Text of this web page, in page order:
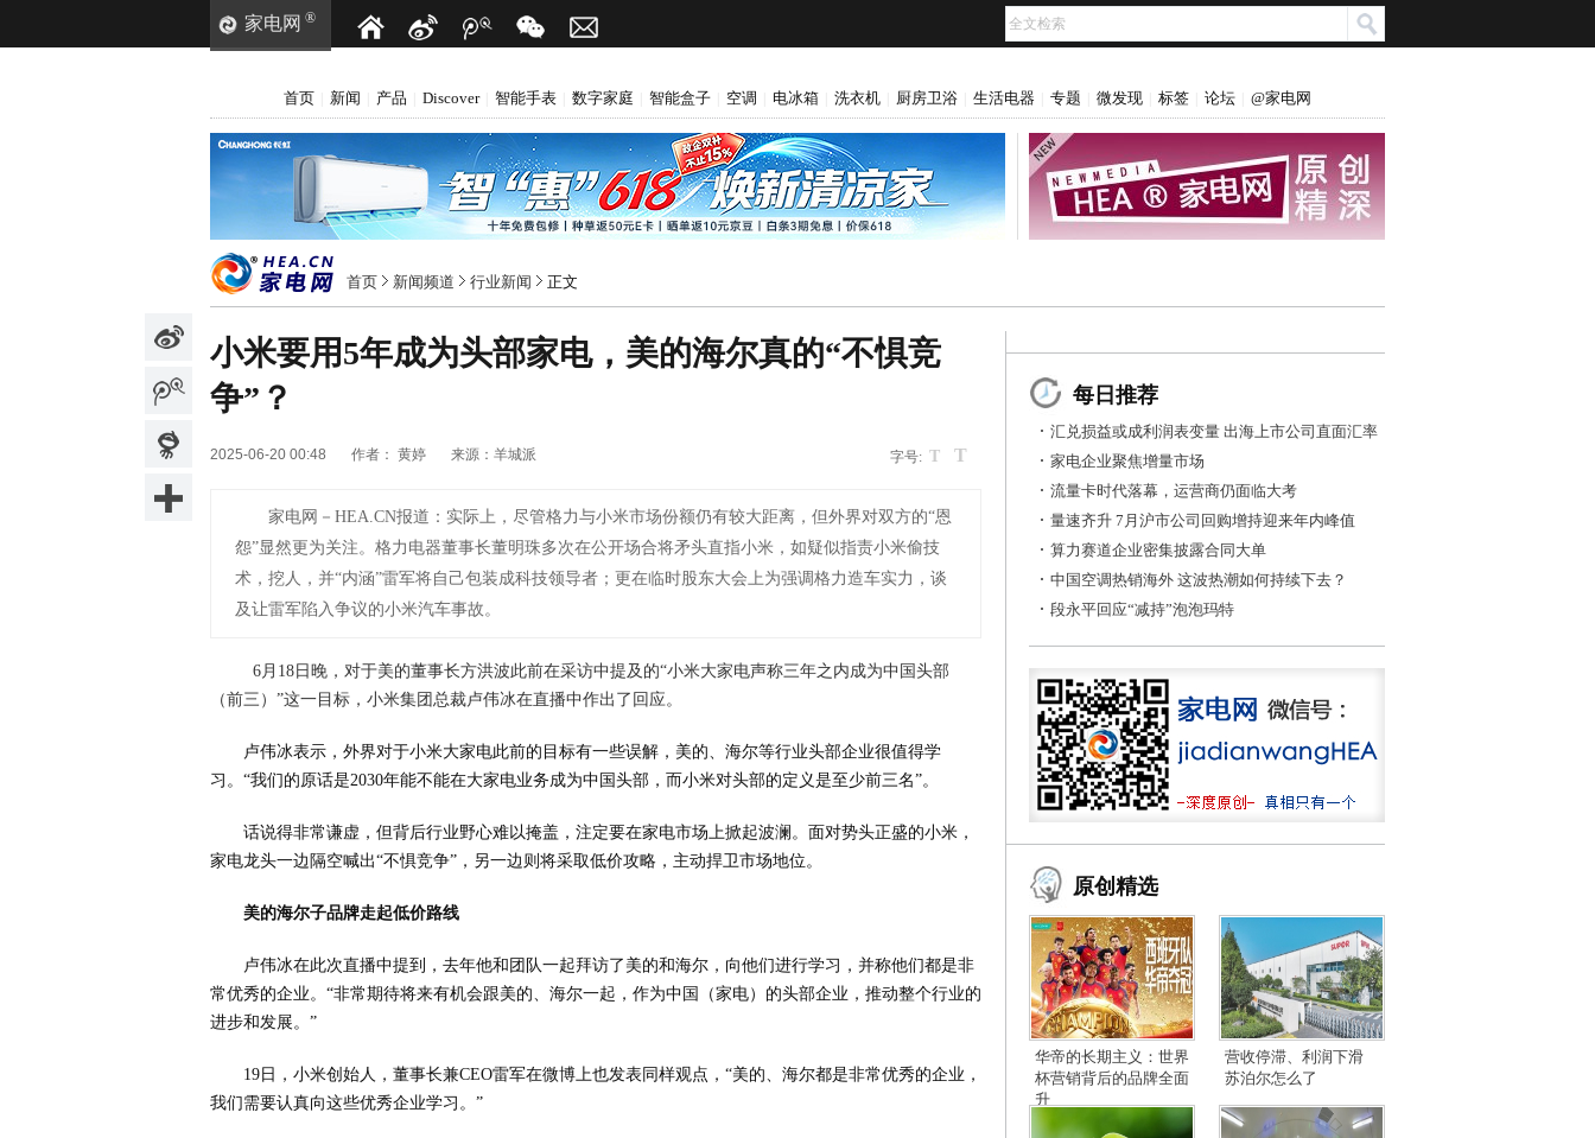
家电网 ®
首页 新闻 产品 Discover 智能手表 数字家庭 智能盒子 空调 电冰箱 洗衣机 厨房卫浴 生活电器 专题 微发现 标签 论坛 @家电网
首页 新闻频道 行业新闻 正文
小米要用5年成为头部家电，美的海尔真的“不惧竞
争”？
字号: T T
2025-06-20 00:48 作者： 黄婷 来源： 羊城派
家电网－HEA.CN报道： 实际上，尽管格力与小米市场份额仍有较大距离，但外界对双方的“恩
怨”显然更为关注。格力电器董事长董明珠多次在公开场合将矛头直指小米，如疑似指责小米偷技
术，挖人，并“内涵”雷军将自己包装成科技领导者；更在临时股东大会上为强调格力造车实力，谈
及让雷军陷入争议的小米汽车事故。
6月18日晚，对于美的董事长方洪波此前在采访中提及的“小米大家电声称三年之内成为中国头部
（前三）”这一目标，小米集团总裁卢伟冰在直播中作出了回应。
卢伟冰表示，外界对于小米大家电此前的目标有一些误解，美的、海尔等行业头部企业很值得学
习。“我们的原话是2030年能不能在大家电业务成为中国头部，而小米对头部的定义是至少前三名”。
话说得非常谦虚，但背后行业野心难以掩盖，注定要在家电市场上掀起波澜。面对势头正盛的小米，
家电龙头一边隔空喊出“不惧竞争”，另一边则将采取低价攻略，主动捍卫市场地位。
美的海尔子品牌走起低价路线
卢伟冰在此次直播中提到，去年他和团队一起拜访了美的和海尔，向他们进行学习，并称他们都是非
常优秀的企业。“非常期待将来有机会跟美的、海尔一起，作为中国（家电）的头部企业，推动整个行业的
进步和发展。”
19日，小米创始人，董事长兼CEO雷军在微博上也发表同样观点，“美的、海尔都是非常优秀的企业，
我们需要认真向这些优秀企业学习。”
每日推荐
汇兑损益或成利润表变量 出海上市公司直面汇率
风控大考
家电企业聚焦增量市场
流量卡时代落幕，运营商仍面临大考
量速齐升 7月沪市公司回购增持迎来年内峰值
算力赛道企业密集披露合同大单
中国空调热销海外 这波热潮如何持续下去？
段永平回应“减持”泡泡玛特
原创精选
华帝的长期主义：世界
杯营销背后的品牌全面
升
营收停滞、利润下滑
苏泊尔怎么了